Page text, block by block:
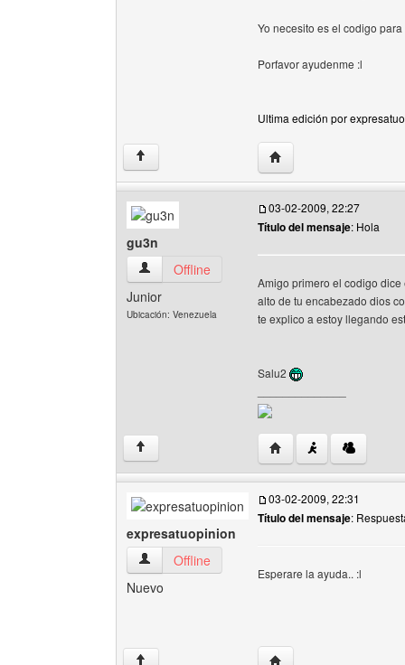
Yo necesito es el codigo
Porfavor ayudenme :l
Ultima edición por
↑ Visitar sitio web del
gu3n
gu3n Ver perfil del usuario
Offline
Junior
Ubicación: Venezuela
03-02-2009, 22:27
Título del mensaje: Hola
Amigo primero el codigo
alto de tu encabezado dios
te explico a estoy llegando
Salu2
↑ Visitar sitio web del
expresatuopinion
expresatuopinion Ver perfil del usuario
Offline
Nuevo
03-02-2009, 22:31
Título del mensaje:
Esperare la ayuda.. :l
↑ Visitar sitio web del